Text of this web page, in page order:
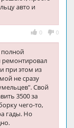
авто и
0 0
полной
при этом из
не сразу
Свой
3500 за
чего-то,
гады. Но